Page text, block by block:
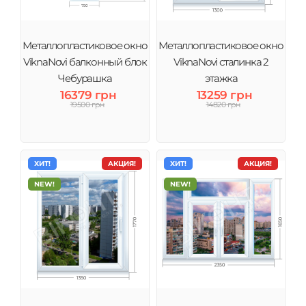
Металлопластиковое окно
ViknaNovi балконный блок
Чебурашка
16379 грн
19500 грн
Металлопластиковое окно
ViknaNovi сталинка 2
этажка
13259 грн
14820 грн
АКЦИЯ!
ХИТ!
NEW!
АКЦИЯ!
ХИТ!
NEW!